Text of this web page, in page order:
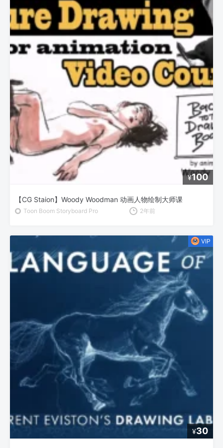
¥100
【CG Staion】Woody Woodman 动画人物绘制大师课
Toon Boom Storyboard Pro 2年前
¥30